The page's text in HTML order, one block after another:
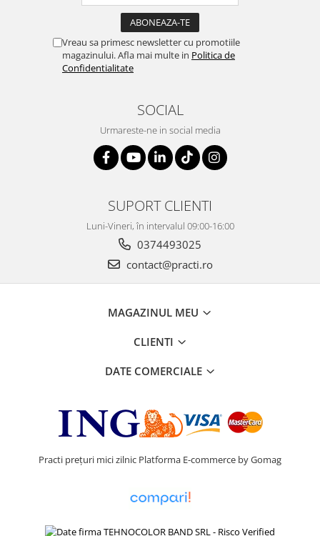
Vreau sa primesc newsletter cu promotiile
magazinului. Afla mai multe in Politica de
Confidentialitate
SOCIAL
Urmareste-ne in social media
SUPORT CLIENTI
Luni-Vineri, în intervalul 09:00-16:00
0374493025
contact@practi.ro
MAGAZINUL MEU
CLIENTI
DATE COMERCIALE
Practi prețuri mici zilnic Platforma E-commerce by Gomag